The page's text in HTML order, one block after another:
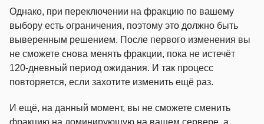
Однако, при переключении на фракцию по вашему
выбору есть ограничения, поэтому это должно быть
выверенным решением. После первого изменения вы
не сможете снова менять фракции, пока не истечёт
120-дневный период ожидания. И так процесс
повторяется, если захотите изменить ещё раз.
И ещё, на данный момент, вы не сможете сменить
фракцию на доминирующую на вашем сервере, а